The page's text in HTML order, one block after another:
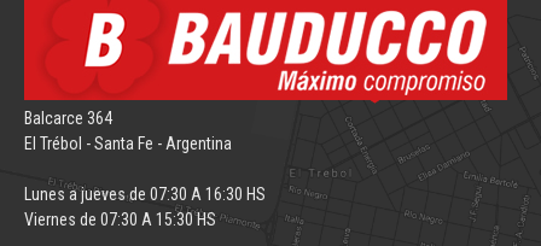
Balcarce 364
El Trébol - Santa Fe - Argentina
Lunes a jueves de 07:30 A 16:30 HS
Viernes de 07:30 A 15:30 HS